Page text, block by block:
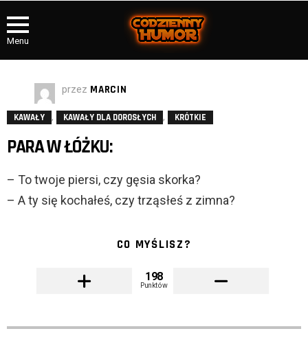
Menu
przez MARCIN
KAWAŁY , KAWAŁY DLA DOROSŁYCH , KRÓTKIE
PARA W ŁÓŻKU:
– To twoje piersi, czy gęsia skorka?
– A ty się kochałeś, czy trząsłeś z zimna?
CO MYŚLISZ?
198
Punktów